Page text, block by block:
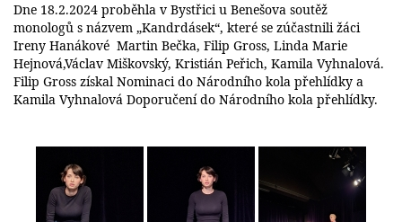
Dne 18.2.2024 proběhla v Bystřici u Benešova soutěž
monologů s názvem „Kandrdásek“, které se zúčastnili žáci
Ireny Hanákové Martin Bečka, Filip Gross, Linda Marie
Hejnová,Václav Miškovský, Kristián Peřich, Kamila Vyhnalová.
Filip Gross získal Nominaci do Národního kola přehlídky a
Kamila Vyhnalová Doporučení do Národního kola přehlídky.